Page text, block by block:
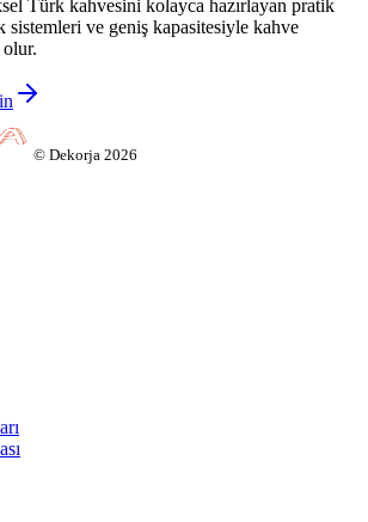
Türk kahvesini kolayca hazırlayan pratik
sistemleri ve geniş kapasitesiyle kahve
olur.
© Dekorja 2026